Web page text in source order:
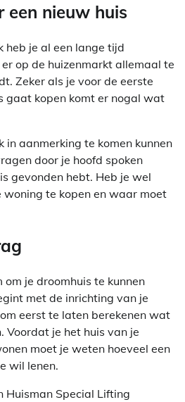
een nieuw huis
je al een lange tijd
op de huizenmarkt allemaal te
Zeker als je voor de eerste
gaat kopen komt er nogal wat
in aanmerking te komen kunnen
door je hoofd spoken
gevonden hebt. Heb je wel
woning te kopen en waar moet
om je droomhuis te kunnen
met de inrichting van je
eerst te laten berekenen wat
Voordat je het huis van je
moet je weten hoeveel een
wil lenen.
Huisman Special Lifting